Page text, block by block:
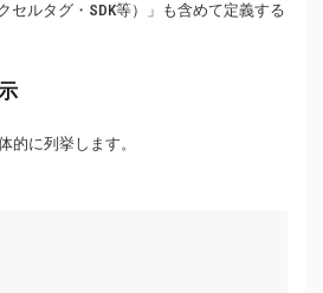
セルタグ・SDK等）」も含めて定義する
的に列挙します。